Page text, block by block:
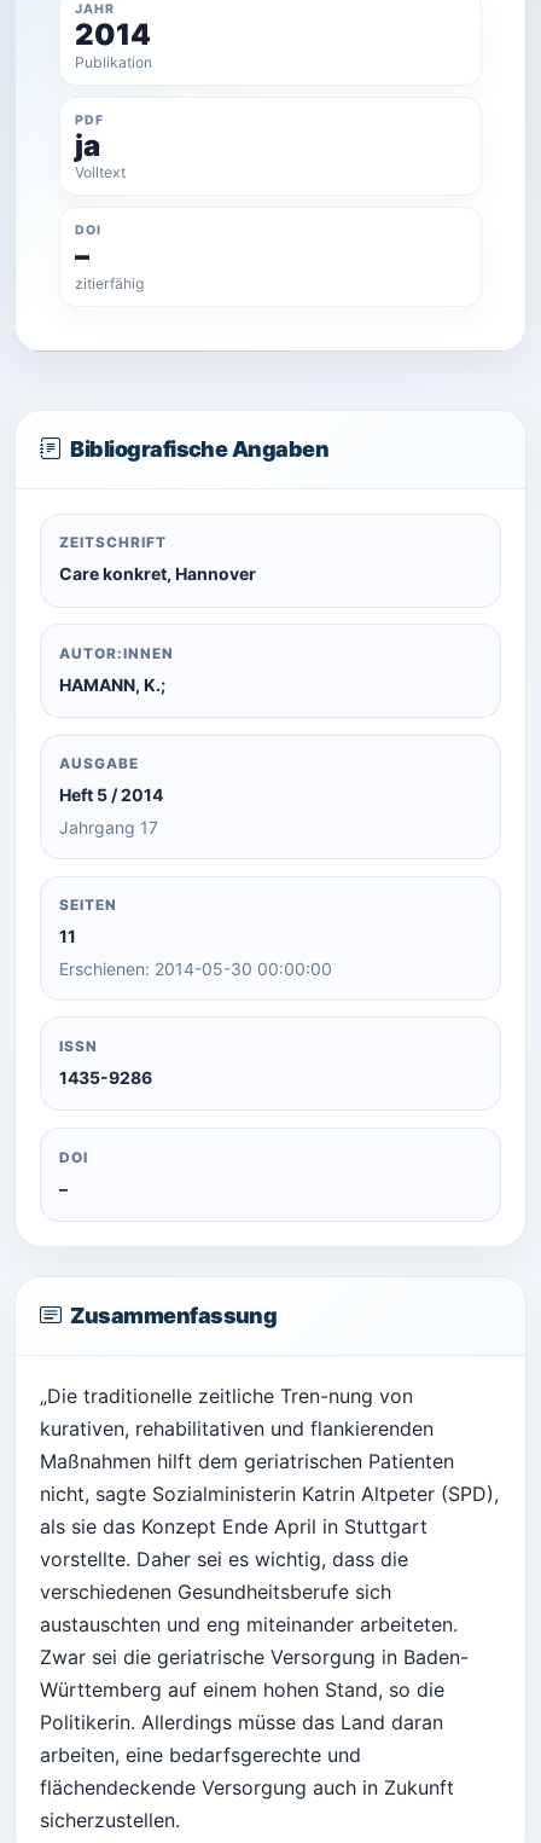
JAHR
2014
Publikation
PDF
ja
Volltext
DOI
–
zitierfähig
Bibliografische Angaben
ZEITSCHRIFT
Care konkret, Hannover
AUTOR:INNEN
HAMANN, K.;
AUSGABE
Heft 5 / 2014
Jahrgang 17
SEITEN
11
Erschienen: 2014-05-30 00:00:00
ISSN
1435-9286
DOI
–
Zusammenfassung
„Die traditionelle zeitliche Tren-nung von
kurativen, rehabilitativen und flankierenden
Maßnahmen hilft dem geriatrischen Patienten
nicht, sagte Sozialministerin Katrin Altpeter (SPD),
als sie das Konzept Ende April in Stuttgart
vorstellte. Daher sei es wichtig, dass die
verschiedenen Gesundheitsberufe sich
austauschten und eng miteinander arbeiteten.
Zwar sei die geriatrische Versorgung in Baden-
Württemberg auf einem hohen Stand, so die
Politikerin. Allerdings müsse das Land daran
arbeiten, eine bedarfsgerechte und
flächendeckende Versorgung auch in Zukunft
sicherzustellen.